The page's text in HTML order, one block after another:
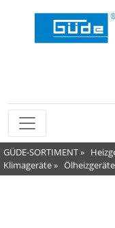
GÜDE-SORTIMENT»
Klimageräte» Ölheizgeräte